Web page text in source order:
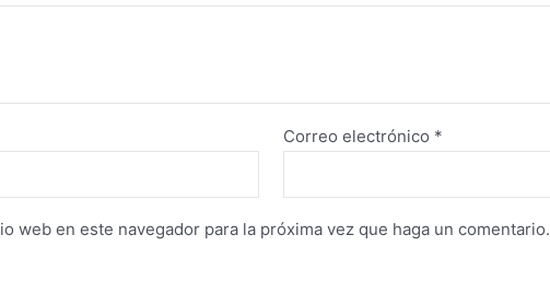
Correo electrónico *
web en este navegador para la próxima vez que haga un comentario.